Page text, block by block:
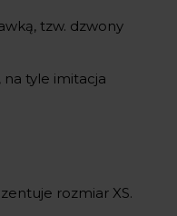
tzw. dzwony
tyle imitacja
rozmiar XS.